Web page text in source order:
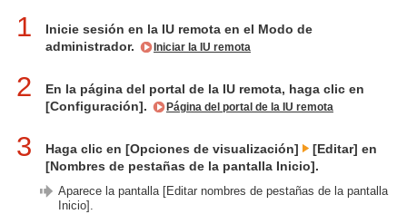
1
Inicie sesión en la IU remota en el Modo de
administrador.
Iniciar la IU remota
2
En la página del portal de la IU remota, haga clic en
[Configuración].
Página del portal de la IU remota
3 Haga clic en [Opciones de visualización]
[Editar] en
[Nombres de pestañas de la pantalla Inicio].
Aparece la pantalla [Editar nombres de pestañas de la pantalla
Inicio].